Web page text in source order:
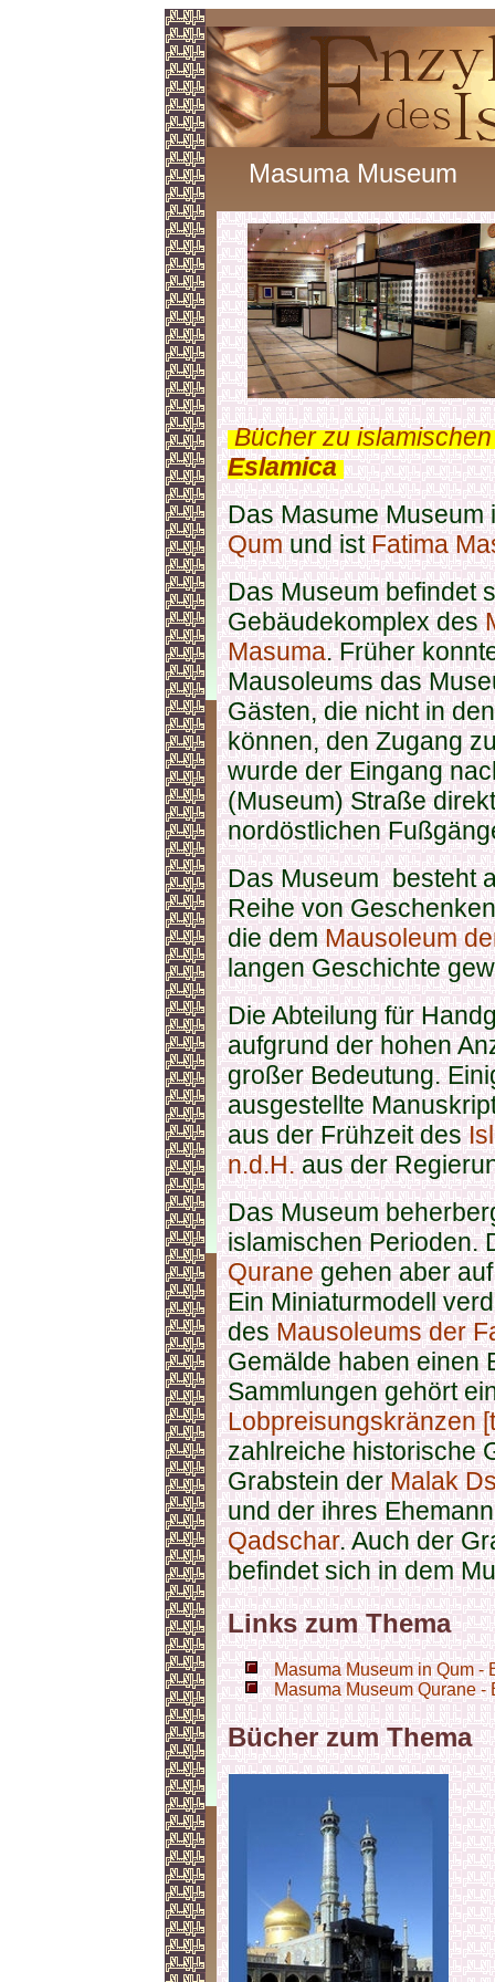
Masuma Museum
.Bücher zu
Eslamica.
Das Masume Museum
Qumund istFatima
Das Museum befindet
Gebäudekomplex des
Masuma. Früher
Mausoleums das
Gästen, die nicht in
können, den Zugang
wurde der Eingang
(Museum) Straße
nordöstlichen
Das Museum besteht
Reihe von
die demMausoleum
langen Geschichte
Die Abteilung für
aufgrund der hohen
großer Bedeutung.
ausgestellte
aus der Frühzeit des
n.d.H.aus der
Das Museum
islamischen Perioden.
Quranegehen aber
Ein Miniaturmodell
desMausoleums der
Gemälde haben einen
Sammlungen gehört
Lobpreisungskränzen
zahlreiche historische
Grabstein derMalak
und der ihres
Qadschar. Auch der
befindet sich in dem
Links zum Thema
Masuma Museum in Qum -
Masuma Museum Qurane -
Bücher zum Thema